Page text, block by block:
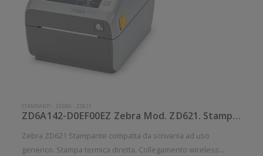
STAMPANTI - ZEBRA - ZD621
ZD6A142-D0EF00EZ Zebra Mod. ZD621. Stampante di etichette.
Zebra ZD621 Stampante compatta da scrivania ad uso
generico. Stampa termica diretta. Collegamento wireless